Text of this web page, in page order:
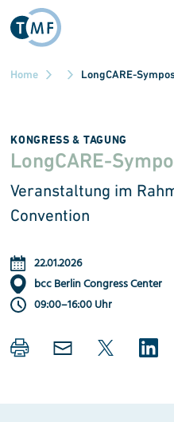
Skip to main content
Home LongCARE-
KONGRESS & TAGUNG
LongCARE-
Veranstaltung im
Convention
22.01.2026
bcc Berlin Congress Center
09:00–16:00 Uhr